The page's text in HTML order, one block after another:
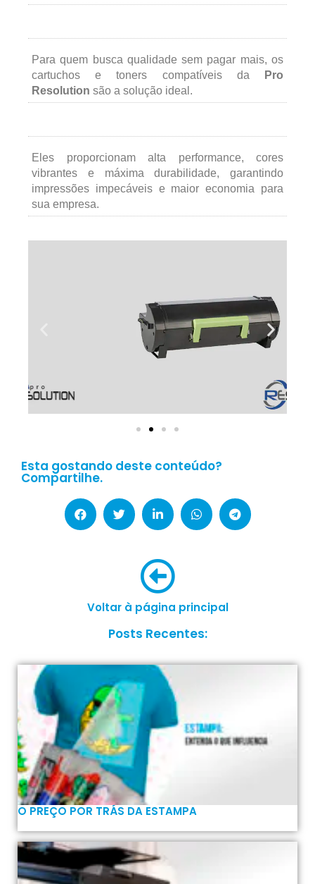
Para quem busca qualidade sem pagar mais, os
cartuchos e toners compatíveis da
Pro
Resolution são a solução ideal.
Eles proporcionam alta performance, cores
vibrantes e máxima durabilidade, garantindo
impressões impecáveis e maior economia para
sua empresa.
Esta gostando deste conteúdo?
Compartilhe.
Voltar à página principal
Posts Recentes:
O PREÇO POR TRÁS DA ESTAMPA